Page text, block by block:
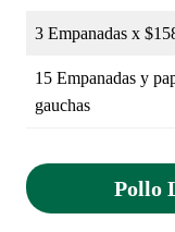
3 Empanadas x
15 Empanadas y
gauchas
Pollo